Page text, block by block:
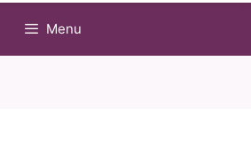
Menu